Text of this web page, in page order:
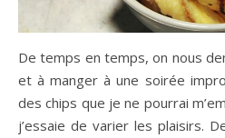
De temps en temps, on nous
et à manger à une soirée
des chips que je ne pourrai
j’essaie de varier les plaisirs.